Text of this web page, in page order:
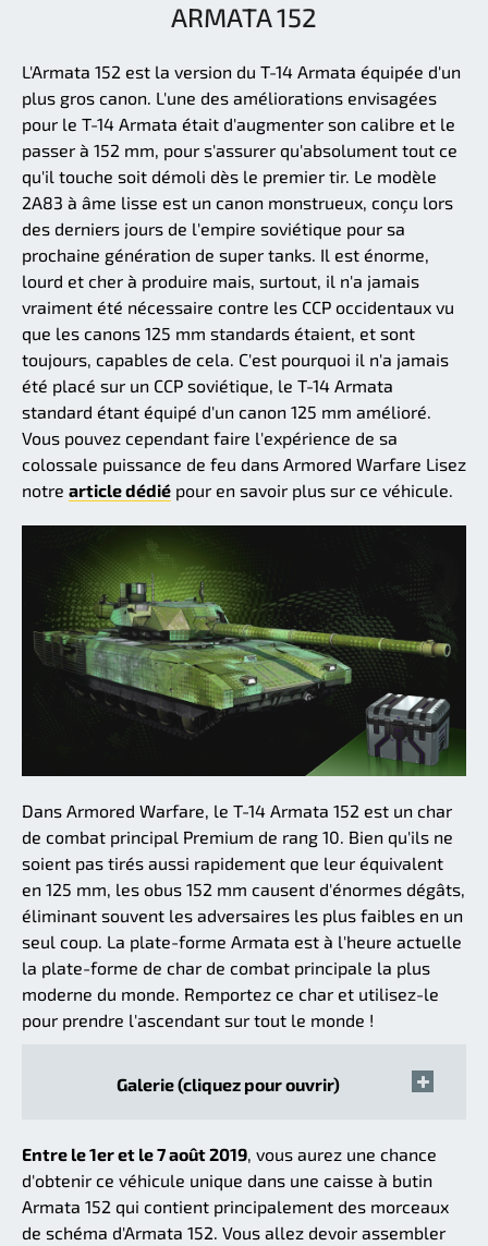
ARMATA 152
L'Armata 152 est la version du T-14 Armata équipée d'un
plus gros canon. L'une des améliorations envisagées
pour le T-14 Armata était d'augmenter son calibre et le
passer à 152 mm, pour s'assurer qu'absolument tout ce
qu'il touche soit démoli dès le premier tir. Le modèle
2A83 à âme lisse est un canon monstrueux, conçu lors
des derniers jours de l'empire soviétique pour sa
prochaine génération de super tanks. Il est énorme,
lourd et cher à produire mais, surtout, il n'a jamais
vraiment été nécessaire contre les CCP occidentaux vu
que les canons 125 mm standards étaient, et sont
toujours, capables de cela. C'est pourquoi il n'a jamais
été placé sur un CCP soviétique, le T-14 Armata
standard étant équipé d'un canon 125 mm amélioré.
Vous pouvez cependant faire l'expérience de sa
colossale puissance de feu dans Armored Warfare Lisez
notre article dédié pour en savoir plus sur ce véhicule.
Dans Armored Warfare, le T-14 Armata 152 est un char
de combat principal Premium de rang 10. Bien qu'ils ne
soient pas tirés aussi rapidement que leur équivalent
en 125 mm, les obus 152 mm causent d'énormes dégâts,
éliminant souvent les adversaires les plus faibles en un
seul coup. La plate-forme Armata est à l'heure actuelle
la plate-forme de char de combat principale la plus
moderne du monde. Remportez ce char et utilisez-le
pour prendre l'ascendant sur tout le monde !
Galerie (cliquez pour ouvrir)
Entre le 1er et le 7 août 2019 , vous aurez une chance
d'obtenir ce véhicule unique dans une caisse à butin
Armata 152 qui contient principalement des morceaux
de schéma d'Armata 152. Vous allez devoir assembler